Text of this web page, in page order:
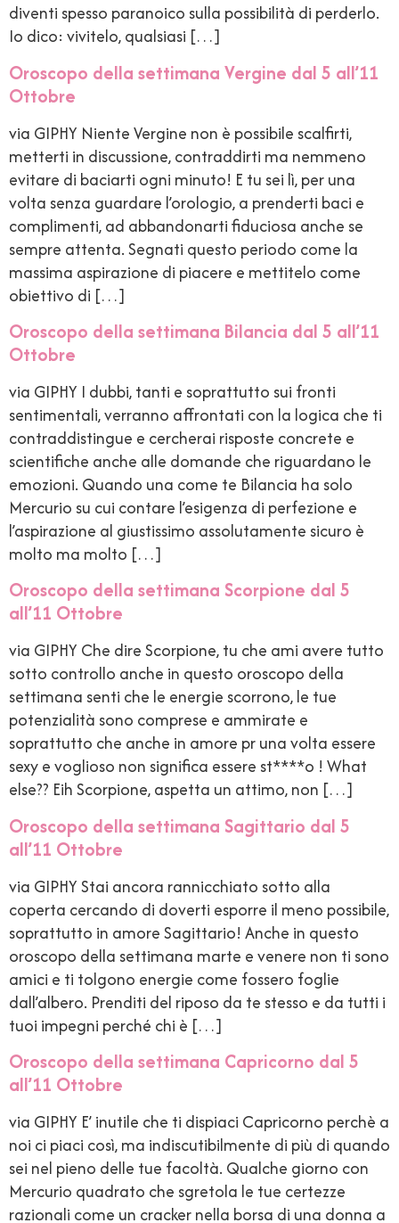
diventi spesso paranoico sulla possibilità di perderlo.
Io dico: vivitelo, qualsiasi […]
Oroscopo della settimana Vergine dal 5 all’11
Ottobre
via GIPHY Niente Vergine non è possibile scalfirti,
metterti in discussione, contraddirti ma nemmeno
evitare di baciarti ogni minuto! E tu sei lì, per una
volta senza guardare l’orologio, a prenderti baci e
complimenti, ad abbandonarti fiduciosa anche se
sempre attenta. Segnati questo periodo come la
massima aspirazione di piacere e mettitelo come
obiettivo di […]
Oroscopo della settimana Bilancia dal 5 all’11
Ottobre
via GIPHY I dubbi, tanti e soprattutto sui fronti
sentimentali, verranno affrontati con la logica che ti
contraddistingue e cercherai risposte concrete e
scientifiche anche alle domande che riguardano le
emozioni. Quando una come te Bilancia ha solo
Mercurio su cui contare l’esigenza di perfezione e
l’aspirazione al giustissimo assolutamente sicuro è
molto ma molto […]
Oroscopo della settimana Scorpione dal 5
all’11 Ottobre
via GIPHY Che dire Scorpione, tu che ami avere tutto
sotto controllo anche in questo oroscopo della
settimana senti che le energie scorrono, le tue
potenzialità sono comprese e ammirate e
soprattutto che anche in amore pr una volta essere
sexy e voglioso non significa essere st****o ! What
else?? Eih Scorpione, aspetta un attimo, non […]
Oroscopo della settimana Sagittario dal 5
all’11 Ottobre
via GIPHY Stai ancora rannicchiato sotto alla
coperta cercando di doverti esporre il meno possibile,
soprattutto in amore Sagittario! Anche in questo
oroscopo della settimana marte e venere non ti sono
amici e ti tolgono energie come fossero foglie
dall’albero. Prenditi del riposo da te stesso e da tutti i
tuoi impegni perché chi è […]
Oroscopo della settimana Capricorno dal 5
all’11 Ottobre
via GIPHY E’ inutile che ti dispiaci Capricorno perchè a
noi ci piaci così, ma indiscutibilmente di più di quando
sei nel pieno delle tue facoltà. Qualche giorno con
Mercurio quadrato che sgretola le tue certezze
razionali come un cracker nella borsa di una donna a